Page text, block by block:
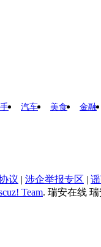
汽车 美食 金融
议 | 涉企举报专区 |
Team. 瑞安在线